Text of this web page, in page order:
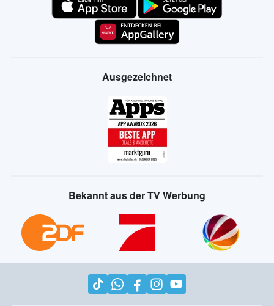
Ausgezeichnet
Bekannt aus der TV Werbung